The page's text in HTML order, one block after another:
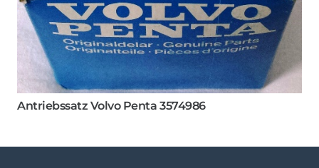
Antriebssatz Volvo Penta 3574986